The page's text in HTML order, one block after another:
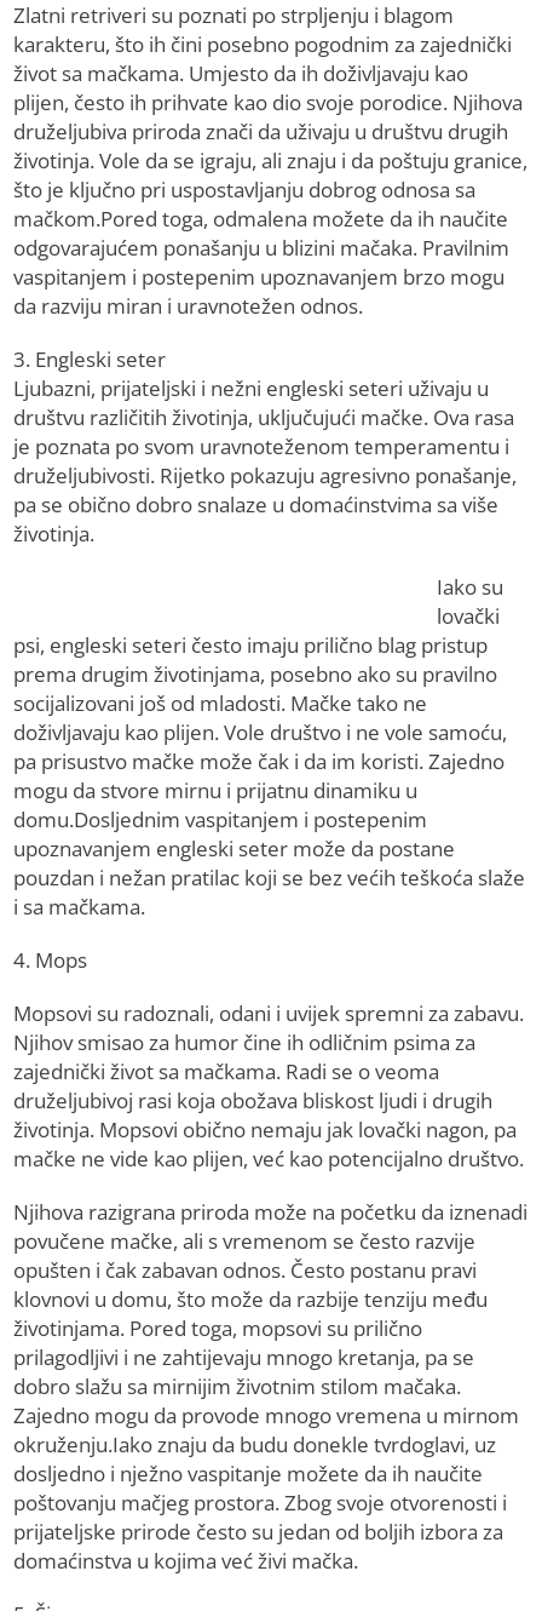
Zlatni retriveri su poznati po strpljenju i blagom
karakteru, što ih čini posebno pogodnim za zajednički
život sa mačkama. Umjesto da ih doživljavaju kao
plijen, često ih prihvate kao dio svoje porodice. Njihova
druželjubiva priroda znači da uživaju u društvu drugih
životinja. Volе da se igraju, ali znaju i da poštuju granice,
što je ključno pri uspostavljanju dobrog odnosa sa
mačkom.Pored toga, odmalena možete da ih naučite
odgovarajućem ponašanju u blizini mačaka. Pravilnim
vaspitanjem i postepenim upoznavanjem brzo mogu
da razviju miran i uravnotežen odnos.
3. Engleski seter
Ljubazni, prijateljski i nežni engleski seteri uživaju u
društvu različitih životinja, uključujući mačke. Ova rasa
je poznata po svom uravnoteženom temperamentu i
druželjubivosti. Rijetko pokazuju agresivno ponašanje,
pa se obično dobro snalaze u domaćinstvima sa više
životinja.
Iako su
lovački
psi, engleski seteri često imaju prilično blag pristup
prema drugim životinjama, posebno ako su pravilno
socijalizovani još od mladosti. Mačke tako ne
doživljavaju kao plijen. Vole društvo i ne vole samoću,
pa prisustvo mačke može čak i da im koristi. Zajedno
mogu da stvore mirnu i prijatnu dinamiku u
domu.Dosljednim vaspitanjem i postepenim
upoznavanjem engleski seter može da postane
pouzdan i nežan pratilac koji se bez većih teškoća slaže
i sa mačkama.
4. Mops
Mopsovi su radoznali, odani i uvijek spremni za zabavu.
Njihov smisao za humor čine ih odličnim psima za
zajednički život sa mačkama. Radi se o veoma
druželjubivoj rasi koja obožava bliskost ljudi i drugih
životinja. Mopsovi obično nemaju jak lovački nagon, pa
mačke ne vide kao plijen, već kao potencijalno društvo.
Njihova razigrana priroda može na početku da iznenadi
povučene mačke, ali s vremenom se često razvije
opušten i čak zabavan odnos. Često postanu pravi
klovnovi u domu, što može da razbije tenziju među
životinjama. Pored toga, mopsovi su prilično
prilagodljivi i ne zahtijevaju mnogo kretanja, pa se
dobro slažu sa mirnijim životnim stilom mačaka.
Zajedno mogu da provode mnogo vremena u mirnom
okruženju.Iako znaju da budu donekle tvrdoglavi, uz
dosljedno i nježno vaspitanje možete da ih naučite
poštovanju mačjeg prostora. Zbog svoje otvorenosti i
prijateljske prirode često su jedan od boljih izbora za
domaćinstva u kojima već živi mačka.